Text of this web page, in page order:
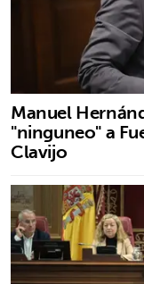
Manuel
"ninguneo" a
Clavijo